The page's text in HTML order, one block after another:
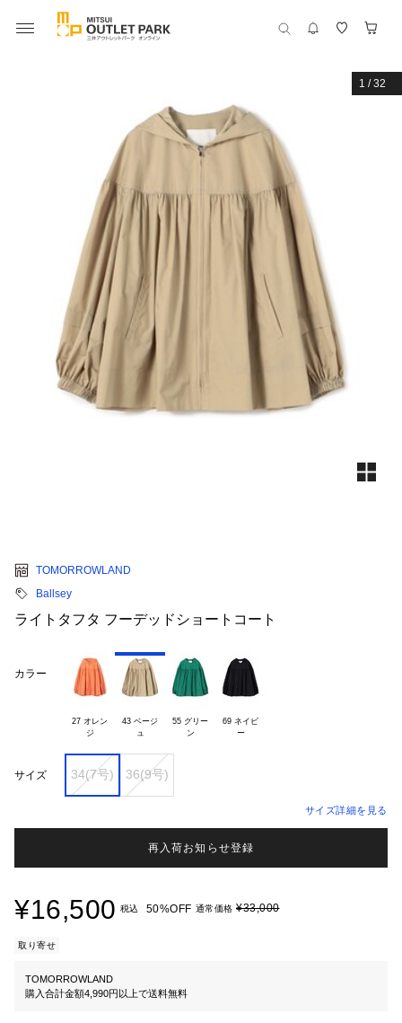
1 /32
TOMORROWLAND
Ballsey
ライトタフタ フーデッドショートコート
カラー
27 オレン
ジ
43 ベージ
55 グリー
69 ネイビ
ー
サイズ 34(7号) 36(9号)
サイズ詳細を見る
再入荷お知らせ登録
¥16,500 税込 50%OFF 通常価格 ¥33,000
取り寄せ
TOMORROWLAND
購入合計金額4,990円以上で送料無料